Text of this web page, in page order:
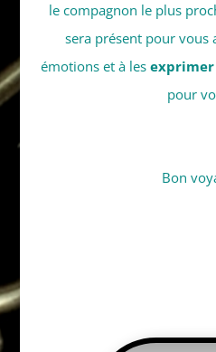
le compagnon le plus
sera présent pour vous
émotions et à lesexprimer
pour
Bon